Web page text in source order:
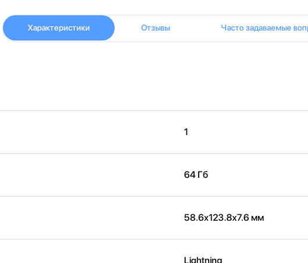
Характеристики Отзывы Часто задаваемые
1
64 Гб
58.6x123.8x7.6 мм
Lightning